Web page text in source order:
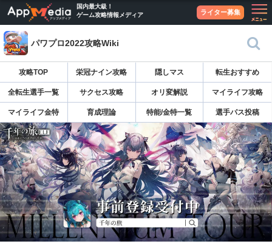
国内最大級！
ゲーム攻略情報メディア
ライター募集
パワプロ2022攻略Wiki
攻略TOP 栄冠ナイン攻略 隠しマス 転生おすすめ
全転生選手一覧 サクセス攻略 オリ変解説 マイライフ攻略
マイライフ金特 育成理論 特能/金特一覧 選手パス投稿